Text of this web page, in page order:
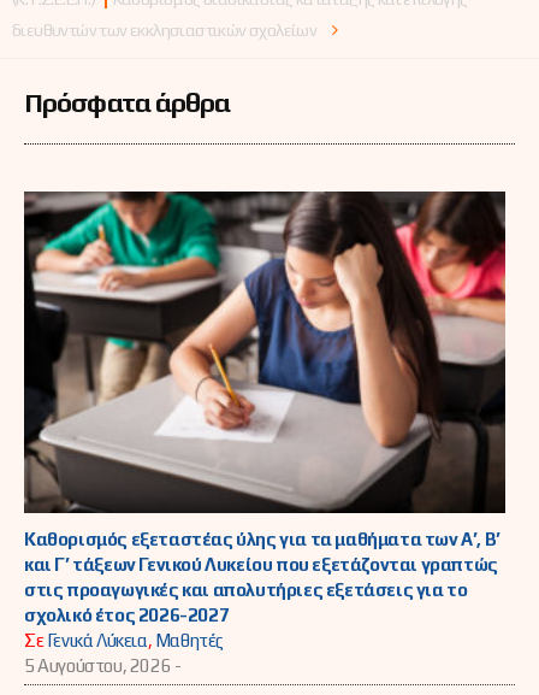
διευθυντών των εκκλησιαστικών σχολείων
Πρόσφατα άρθρα
Καθορισμός εξεταστέας ύλης για τα μαθήματα των Α’, Β’
και Γ’ τάξεων Γενικού Λυκείου που εξετάζονται γραπτώς
στις προαγωγικές και απολυτήριες εξετάσεις για το
σχολικό έτος 2026-2027
ΣεΓενικά Λύκεια, Μαθητές
5 Αυγούστου, 2026 -